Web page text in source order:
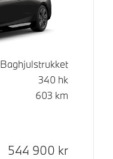
Baghjulstrukket
340 hk
603 km
Kontantpris
544 900 kr